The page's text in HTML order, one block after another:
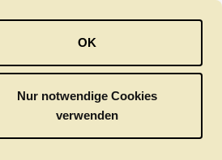
OK
Nur notwendige Cookies
verwenden
ORCHESTER